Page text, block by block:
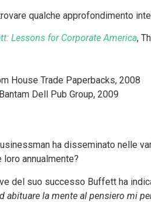
qualche approfondimento
Lessons for Corporate America,
House Trade Paperbacks, 2008
Dell Pub Group, 2009
ha disseminato nelle
annualmente?
del suo successo Buffett ha
la mente al pensiero mi